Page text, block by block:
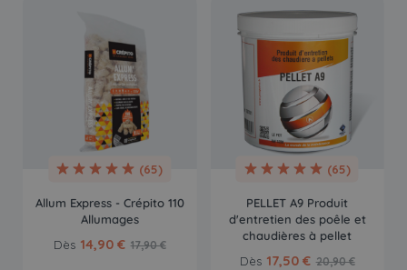
(65)
Allum Express - Crépito 110
Allumages
Dès 14,90 € 17,90 €
(65)
PELLET A9 Produit
d'entretien des poêle et
chaudières à pellet
Dès 17,50 € 20,90 €